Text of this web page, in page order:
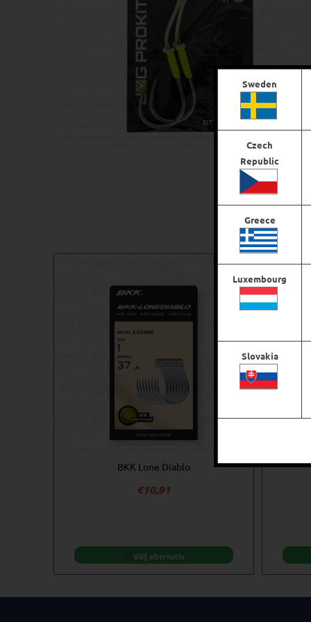
BKK Lone Diablo
€10,91
Välj alternativ
Sweden
Czech
Republic
Greece
Luxembourg
Slovakia